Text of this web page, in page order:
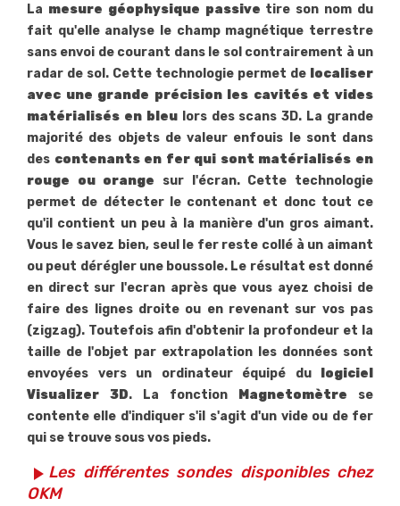
La mesure géophysique passive tire son nom du
fait qu'elle analyse le champ magnétique terrestre
sans envoi de courant dans le sol contrairement à un
radar de sol. Cette technologie permet de localiser
avec une grande précision les cavités et vides
matérialisés en bleulors des scans 3D. La grande
majorité des objets de valeur enfouis le sont dans
des contenants en fer qui sont matérialisés en
rouge ou orange sur l'écran. Cette technologie
permet de détecter le contenant et donc tout ce
qu'il contient un peu à la manière d'un gros aimant.
Vous le savez bien, seul le fer reste collé à un aimant
ou peut dérégler une boussole. Le résultat est donné
en direct sur l'ecran après que vous ayez choisi de
faire des lignes droite ou en revenant sur vos pas
(zigzag). Toutefois afin d'obtenir la profondeur et la
taille de l'objet par extrapolation les données sont
envoyées vers un ordinateur équipé du
logiciel
Visualizer 3D. La fonction Magnetomètre se
contente elle d'indiquer s'il s'agit d'un vide ou de fer
qui se trouve sous vos pieds.
play_arrowLes différentes sondes disponibles chez
OKM